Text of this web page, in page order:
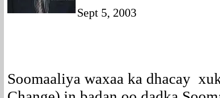
Sept 5, 2003
Soomaaliya waxaa ka dhacay